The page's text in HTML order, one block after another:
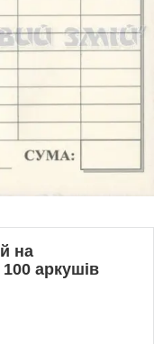
на
аркушів